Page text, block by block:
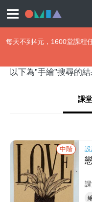
每天不到4元，1600堂課程
以下為”手繪”搜尋的
課堂
中階